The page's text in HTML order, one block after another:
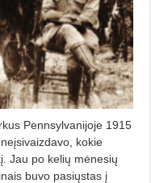
Pennsylvanijoje 1915
kokie
Jau po kelių mėnesių
buvo pasiųstas į